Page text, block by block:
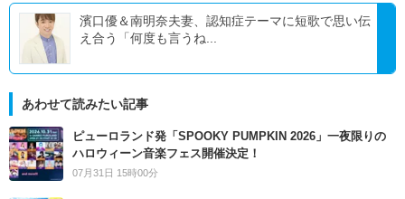
濱口優＆南明奈夫妻、認知症テーマに短歌で思い伝
え合う「何度も言うね...
あわせて読みたい記事
ピューロランド発「SPOOKY PUMPKIN 2026」一夜限りの
ハロウィーン音楽フェス開催決定！
07月31日 15時00分